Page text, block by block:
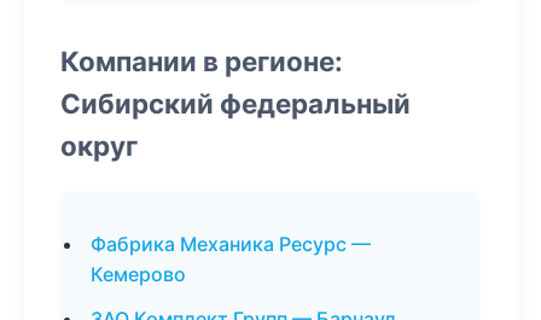
Компании в регионе:
Сибирский федеральный
округ
Фабрика Механика Ресурс —
Кемерово